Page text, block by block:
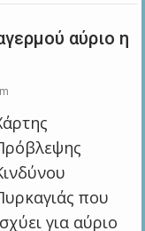
αύριο η
που
για αύριο